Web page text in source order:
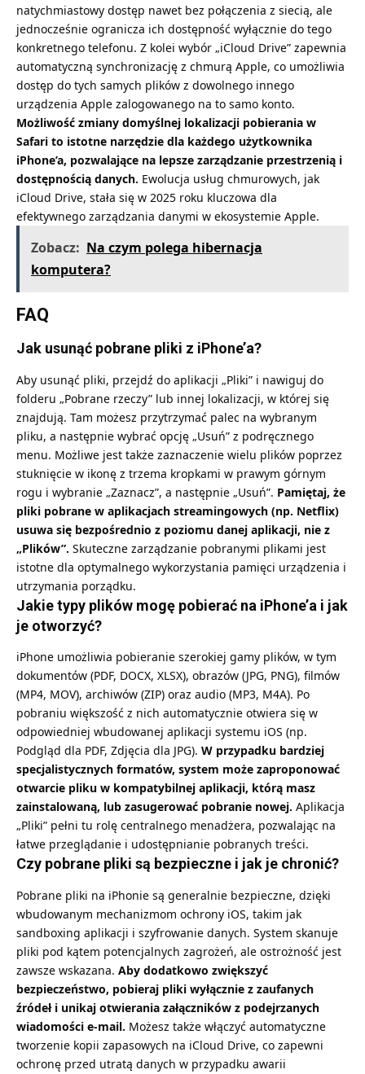
natychmiastowy dostęp nawet bez połączenia z siecią, ale
jednocześnie ogranicza ich dostępność wyłącznie do tego
konkretnego telefonu. Z kolei wybór „iCloud Drive” zapewnia
automatyczną synchronizację z chmurą Apple, co umożliwia
dostęp do tych samych plików z dowolnego innego
urządzenia Apple zalogowanego na to samo konto.
Możliwość zmiany domyślnej lokalizacji pobierania w
Safari to istotne narzędzie dla każdego użytkownika
iPhone’a, pozwalające na lepsze zarządzanie przestrzenią i
dostępnością danych. Ewolucja usług chmurowych, jak
iCloud Drive, stała się w 2025 roku kluczowa dla
efektywnego zarządzania danymi w ekosystemie Apple.
Zobacz: Na czym polega hibernacja
komputera?
FAQ
Jak usunąć pobrane pliki z iPhone’a?
Aby usunąć pliki, przejdź do aplikacji „Pliki” i nawiguj do
folderu „Pobrane rzeczy” lub innej lokalizacji, w której się
znajdują. Tam możesz przytrzymać palec na wybranym
pliku, a następnie wybrać opcję „Usuń” z podręcznego
menu. Możliwe jest także zaznaczenie wielu plików poprzez
stuknięcie w ikonę z trzema kropkami w prawym górnym
rogu i wybranie „Zaznacz”, a następnie „Usuń”. Pamiętaj, że
pliki pobrane w aplikacjach streamingowych (np. Netflix)
usuwa się bezpośrednio z poziomu danej aplikacji, nie z
„Plików”. Skuteczne zarządzanie pobranymi plikami jest
istotne dla optymalnego wykorzystania pamięci urządzenia i
utrzymania porządku.
Jakie typy plików mogę pobierać na iPhone’a i jak
je otworzyć?
iPhone umożliwia pobieranie szerokiej gamy plików, w tym
dokumentów (PDF, DOCX, XLSX), obrazów (JPG, PNG), filmów
(MP4, MOV), archiwów (ZIP) oraz audio (MP3, M4A). Po
pobraniu większość z nich automatycznie otwiera się w
odpowiedniej wbudowanej aplikacji systemu iOS (np.
Podgląd dla PDF, Zdjęcia dla JPG). W przypadku bardziej
specjalistycznych formatów, system może zaproponować
otwarcie pliku w kompatybilnej aplikacji, którą masz
zainstalowaną, lub zasugerować pobranie nowej. Aplikacja
„Pliki” pełni tu rolę centralnego menadżera, pozwalając na
łatwe przeglądanie i udostępnianie pobranych treści.
Czy pobrane pliki są bezpieczne i jak je chronić?
Pobrane pliki na iPhonie są generalnie bezpieczne, dzięki
wbudowanym mechanizmom ochrony iOS, takim jak
sandboxing aplikacji i szyfrowanie danych. System skanuje
pliki pod kątem potencjalnych zagrożeń, ale ostrożność jest
zawsze wskazana. Aby dodatkowo zwiększyć
bezpieczeństwo, pobieraj pliki wyłącznie z zaufanych
źródeł i unikaj otwierania załączników z podejrzanych
wiadomości e-mail. Możesz także włączyć automatyczne
tworzenie kopii zapasowych na iCloud Drive, co zapewni
ochronę przed utratą danych w przypadku awarii